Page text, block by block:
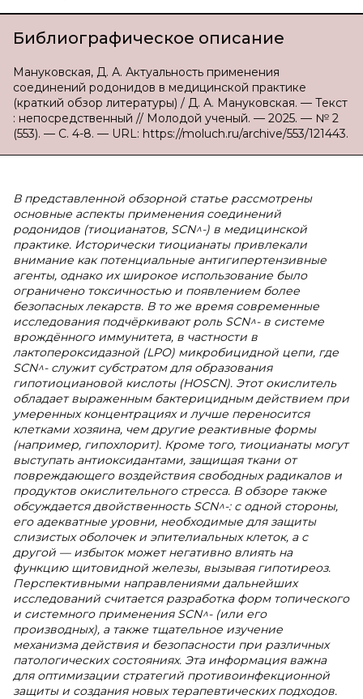
Библиографическое описание
Мануковская, Д. А. Актуальность применения
соединений родонидов в медицинской практике
(краткий обзор литературы) / Д. А. Мануковская. — Текст
: непосредственный // Молодой ученый. — 2025. — № 2
(553). — С. 4-8. — URL: https://moluch.ru/archive/553/121443.
В представленной обзорной статье рассмотрены
основные аспекты применения соединений
родонидов (тиоцианатов, SCN^-) в медицинской
практике. Исторически тиоцианаты привлекали
внимание как потенциальные антигипертензивные
агенты, однако их широкое использование было
ограничено токсичностью и появлением более
безопасных лекарств. В то же время современные
исследования подчёркивают роль SCN^- в системе
врождённого иммунитета, в частности в
лактопероксидазной (LPO) микробицидной цепи, где
SCN^- служит субстратом для образования
гипотиоциановой кислоты (HOSCN). Этот окислитель
обладает выраженным бактерицидным действием при
умеренных концентрациях и лучше переносится
клетками хозяина, чем другие реактивные формы
(например, гипохлорит). Кроме того, тиоцианаты могут
выступать антиоксидантами, защищая ткани от
повреждающего воздействия свободных радикалов и
продуктов окислительного стресса. В обзоре также
обсуждается двойственность SCN^-: с одной стороны,
его адекватные уровни, необходимые для защиты
слизистых оболочек и эпителиальных клеток, а с
другой — избыток может негативно влиять на
функцию щитовидной железы, вызывая гипотиреоз.
Перспективными направлениями дальнейших
исследований считается разработка форм топического
и системного применения SCN^- (или его
производных), а также тщательное изучение
механизма действия и безопасности при различных
патологических состояниях. Эта информация важна
для оптимизации стратегий противоинфекционной
защиты и создания новых терапевтических подходов.